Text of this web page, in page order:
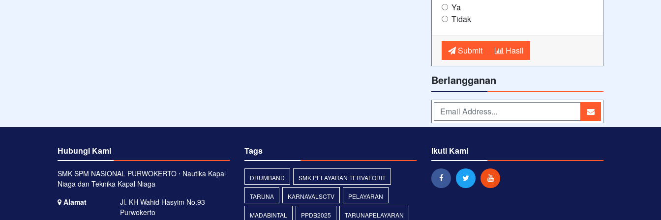
Ya
Tidak
Submit Hasil
Berlangganan
Hubungi Kami
SMK SPM NASIONAL PURWOKERTO ⋅ Nautika Kapal
Niaga dan Teknika Kapal Niaga
Alamat
Jl. KH Wahid Hasyim No.93
Purwokerto
Tags
DRUMBAND SMK PELAYARAN TERVAFORIT
TARUNA KARNAVALSCTV PELAYARAN
MADABINTAL PPDB2025 TARUNAPELAYARAN
Ikuti Kami